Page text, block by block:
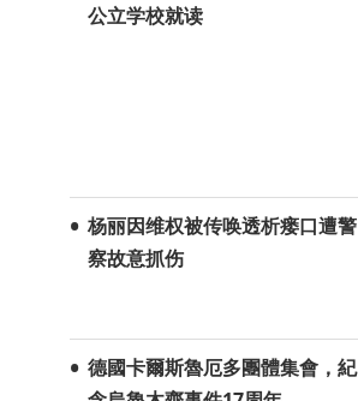
公立学校就读
杨丽因维权被传唤透析瘘口遭警
察故意抓伤
德國卡爾斯魯厄多團體集會，紀